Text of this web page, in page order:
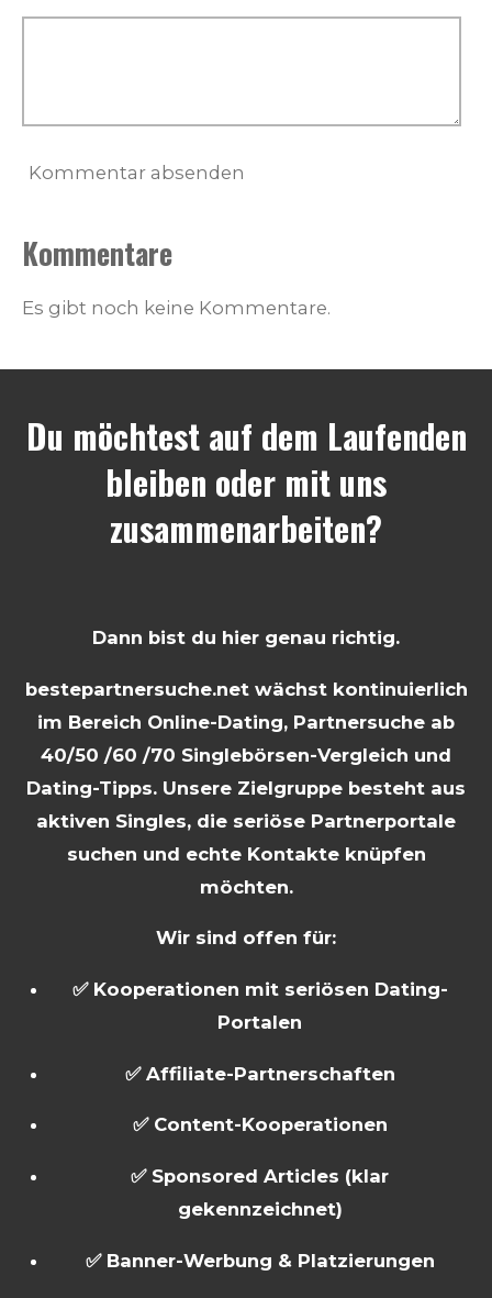
Kommentar absenden
Kommentare
Es gibt noch keine Kommentare.
Du möchtest auf dem Laufenden
bleiben oder mit uns
zusammenarbeiten?
Dann bist du hier genau richtig.
bestepartnersuche.net wächst kontinuierlich
im Bereich Online-Dating, Partnersuche ab
40/50 /60 /70 Singlebörsen-Vergleich und
Dating-Tipps. Unsere Zielgruppe besteht aus
aktiven Singles, die seriöse Partnerportale
suchen und echte Kontakte knüpfen
möchten.
Wir sind offen für:
✅ Kooperationen mit seriösen Dating-
Portalen
✅ Affiliate-Partnerschaften
✅ Content-Kooperationen
✅ Sponsored Articles (klar
gekennzeichnet)
✅ Banner-Werbung & Platzierungen